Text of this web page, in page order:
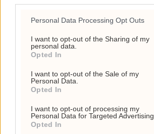
Personal Data Processing Opt Outs
I want to opt-out of the Sharing of my
personal data.
Opted In
I want to opt-out of the Sale of my
Personal Data.
Opted In
I want to opt-out of processing my
Personal Data for Targeted Advertising.
Opted In